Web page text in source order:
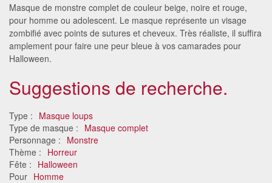
Masque de monstre complet de couleur beige, noire et rouge,
pour homme ou adolescent. Le masque représente un visage
zombifié avec points de sutures et cheveux. Très réaliste, il suffira
amplement pour faire une peur bleue à vos camarades pour
Halloween.
Suggestions de recherche.
Type : Masque loups
Type de masque : Masque complet
Personnage : Monstre
Thème : Horreur
Fête : Halloween
Pour Homme